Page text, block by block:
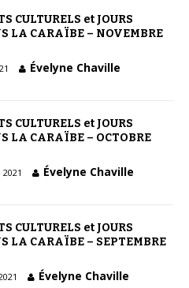
CULTURELS et JOURS
LA CARAÏBE – NOVEMBRE
Évelyne Chaville
CULTURELS et JOURS
LA CARAÏBE – OCTOBRE
Évelyne Chaville
CULTURELS et JOURS
LA CARAÏBE – SEPTEMBRE
Évelyne Chaville